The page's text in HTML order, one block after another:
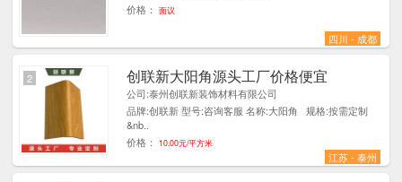
价格：
面议
四川 - 成都
创联新大阳角源头工厂价格便宜
公司:泰州创联新装饰材料有限公司
品牌:创联新 型号:咨询客服 名称:大阳角 规格:按需定制
&nb..
价格：
10.00元/平方米
江苏 - 泰州
2